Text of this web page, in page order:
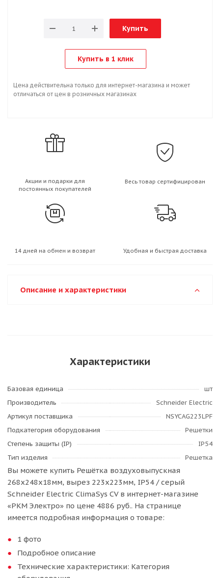
Купить
Купить в 1 клик
Цена действительна только для интернет-магазина и может
отличаться от цен в розничных магазинах
Акции и подарки для
постоянных покупателей
Весь товар сертифицирован
14 дней на обмен и возврат Удобная и быстрая доставка
Описание и характеристики
Характеристики
Базовая единица
шт
Производитель
Schneider Electric
Артикул поставщика
NSYCAG223LPF
Подкатегория оборудования
Решетки
Степень защиты (IP)
IP54
Тип изделия
Решетка
Вы можете купить Решётка воздуховыпускная
268х248х18мм, вырез 223х223мм, IP54 / серый
Schneider Electric ClimaSys CV в интернет-магазине
«РКМ Электро» по цене 4886 руб.. На странице
имеется подробная информация о товаре:
1 фото
Подробное описание
Технические характеристики: Категория